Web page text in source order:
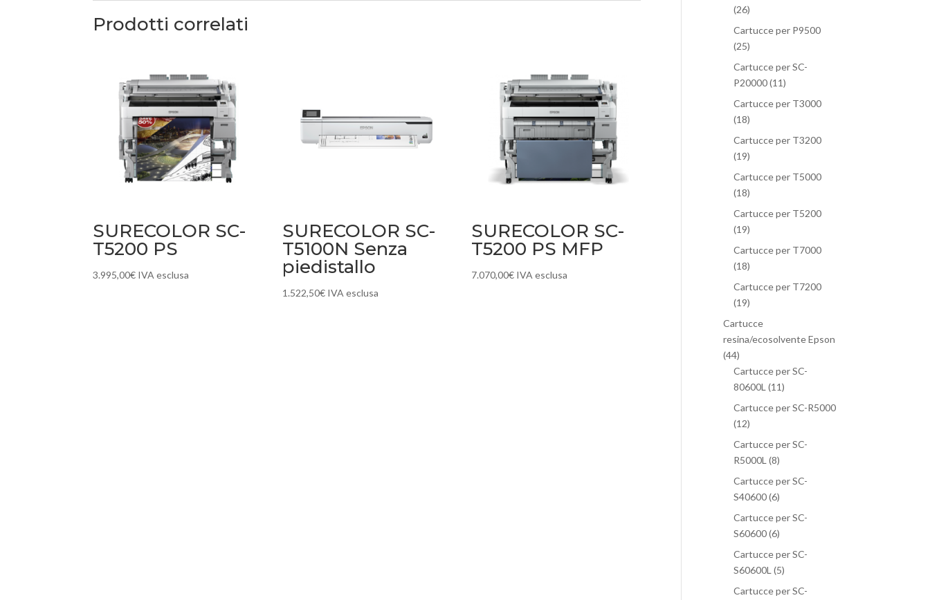
Prodotti correlati
SURECOLOR SC-
T5200 PS
3.995,00€ IVA esclusa
SURECOLOR SC-
T5100N Senza
piedistallo
1.522,50€ IVA esclusa
SURECOLOR SC-
T5200 PS MFP
7.070,00€ IVA esclusa
(26)
Cartucce per P9500
(25)
Cartucce per SC-
P20000(11)
Cartucce per T3000
(18)
Cartucce per T3200
(19)
Cartucce per T5000
(18)
Cartucce per T5200
(19)
Cartucce per T7000
(18)
Cartucce per T7200
(19)
Cartucce
resina/ecosolvente Epson
(44)
Cartucce per SC-
80600L (11)
Cartucce per SC-R5000
(12)
Cartucce per SC-
R5000L (8)
Cartucce per SC-
S40600(6)
Cartucce per SC-
S60600(6)
Cartucce per SC-
S60600L (5)
Cartucce per SC-